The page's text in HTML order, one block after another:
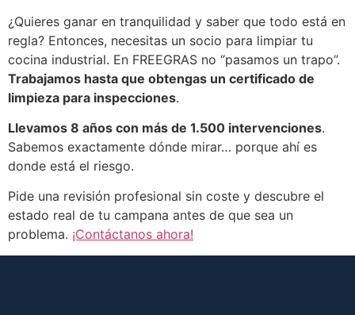
¿Quieres ganar en tranquilidad y saber que todo está en
regla? Entonces, necesitas un socio para limpiar tu
cocina industrial. En FREEGRAS no “pasamos un trapo”.
Trabajamos hasta que obtengas un certificado de
limpieza para inspecciones.
Llevamos 8 años con más de 1.500 intervenciones.
Sabemos exactamente dónde mirar… porque ahí es
donde está el riesgo.
Pide una revisión profesional sin coste y descubre el
estado real de tu campana antes de que sea un
problema. ¡Contáctanos ahora!